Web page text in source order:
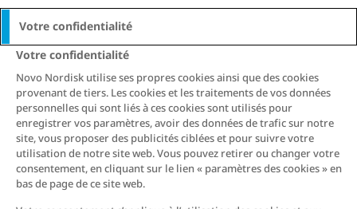
Votre confidentialité
Votre confidentialité
Novo Nordisk utilise ses propres cookies ainsi que des cookies
provenant de tiers. Les cookies et les traitements de vos données
personnelles qui sont liés à ces cookies sont utilisés pour
enregistrer vos paramètres, avoir des données de trafic sur notre
site, vous proposer des publicités ciblées et pour suivre votre
utilisation de notre site web. Vous pouvez retirer ou changer votre
consentement, en cliquant sur le lien « paramètres des cookies » en
bas de page de ce site web.